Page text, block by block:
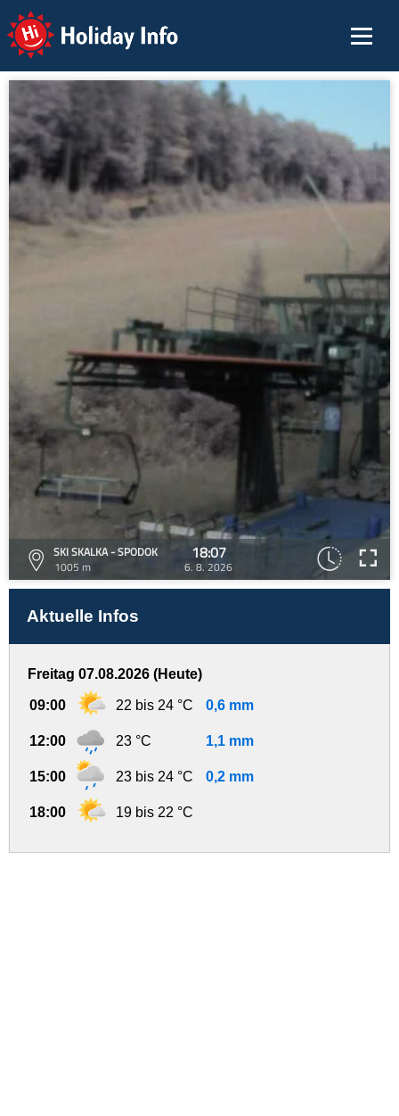
Holiday Info
SKI SKALKA - SPODOK
1005 m
18:07
6. 8. 2026
Aktuelle Infos
Freitag 07.08.2026 (Heute)
09:00 22 bis 24 °C 0,6 mm
12:00 23 °C 1,1 mm
15:00 23 bis 24 °C 0,2 mm
18:00 19 bis 22 °C